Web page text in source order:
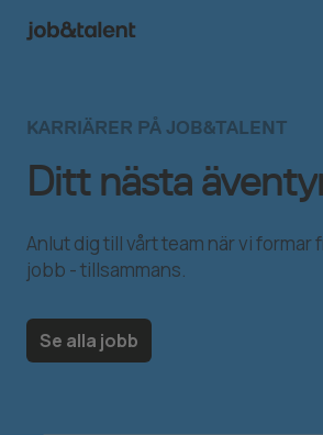
Ditt nästa
KARRIÄRER PÅ JOB&TALENT
Anlut dig till vårt team när vi formar
jobb - tillsammans.
Se alla jobb